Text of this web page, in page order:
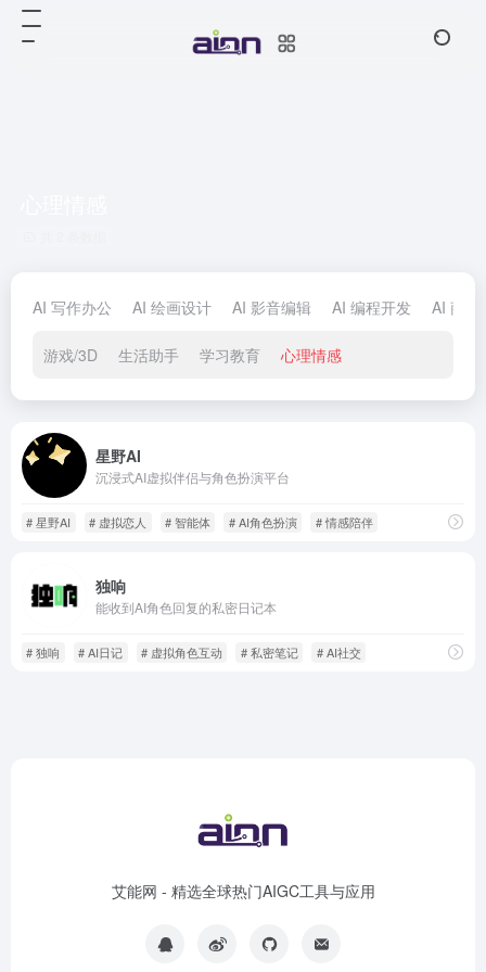
AI 写作办公 AI 绘画设计 AI 影音编辑 AI 编程开发 AI 商业
游戏/3D 生活助手 学习教育 心理情感
星野AI
沉浸式AI虚拟伴侣与角色扮演平台
# 星野AI # 虚拟恋人 # 智能体 # AI角色扮演 # 情感陪伴
独响
能收到AI角色回复的私密日记本
# 独响 # AI日记 # 虚拟角色互动 # 私密笔记 # AI社交
艾能网 - 精选全球热门AIGC工具与应用